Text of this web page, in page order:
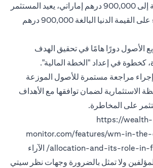
المحفظة الاستثمارية إلى 900,000 درهم إماراتي، يعيد المستثمر
موازنة المحفظة بناء على القيمة الدنيا البالغة 900,000 درهم
الأصول دورًا هامًا في تحقيق الهدف
كخطوة في إعداد "الخطة المالية".
مراجعة مستمرة للأصول الموزعة
الاستثمارية لضمان توافقها مع الأهداف
على المخاطرة.
محتوى مرخص من: https://wealth-
monitor.com/features/wm-in-
allocation-and-its-role-in-financial-planning/ الآراء
ولا تمثل بالضرورة وجهات نظر سيتي